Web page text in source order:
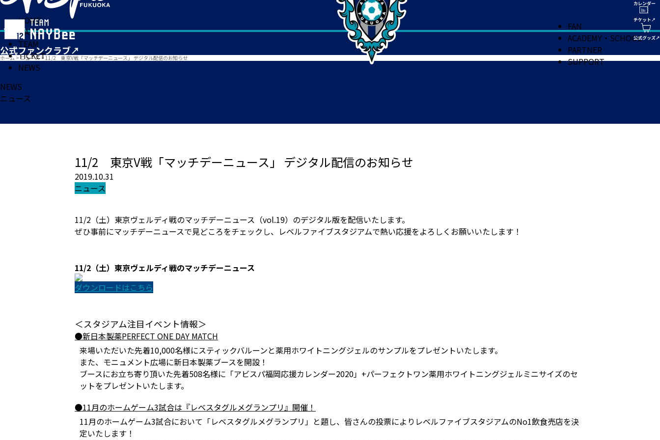
HOME
MATCH
TEAM
TICKET
NEWS
FAN
ACADEMY・SCHOOL
PARTNER
SUPPORT
ホーム > ニュース> 11/2 東京V戦「マッチデーニュース」 デジタル配信のお知らせ
NEWS
ニュース
11/2 東京V戦「マッチデーニュース」 デジタル配信のお知らせ
2019.10.31
ニュース
11/2（土）東京ヴェルディ戦のマッチデーニュース（vol.19）のデジタル版を配信いたします。
ぜひ事前にマッチデーニュースで見どころをチェックし、レベルファイブスタジアムで熱い応援をよろしくお願いいたします！
11/2（土）東京ヴェルディ戦のマッチデーニュース
ダウンロードはこちら
＜スタジアム注目イベント情報＞
●新日本製薬PERFECT ONE DAY MATCH
来場いただいた先着10,000名様にスティックバルーンと薬用ホワイトニングジェルのサンプルをプレゼントいたします。
また、モニュメント広場に新日本製薬ブースを開設！
ブースにお立ち寄り頂いた先着508名様に「アビスパ福岡応援カレンダー2020」+パーフェクトワン薬用ホワイトニングジェルミニサイズのセ
ットをプレゼントいたします。
●11月のホームゲーム3試合は『レベスタグルメグランプリ』開催！
11月のホームゲーム3試合において「レベスタグルメグランプリ」と題し、皆さんの投票によりレベルファイブスタジアムのNo1飲食売店を決
定いたします！